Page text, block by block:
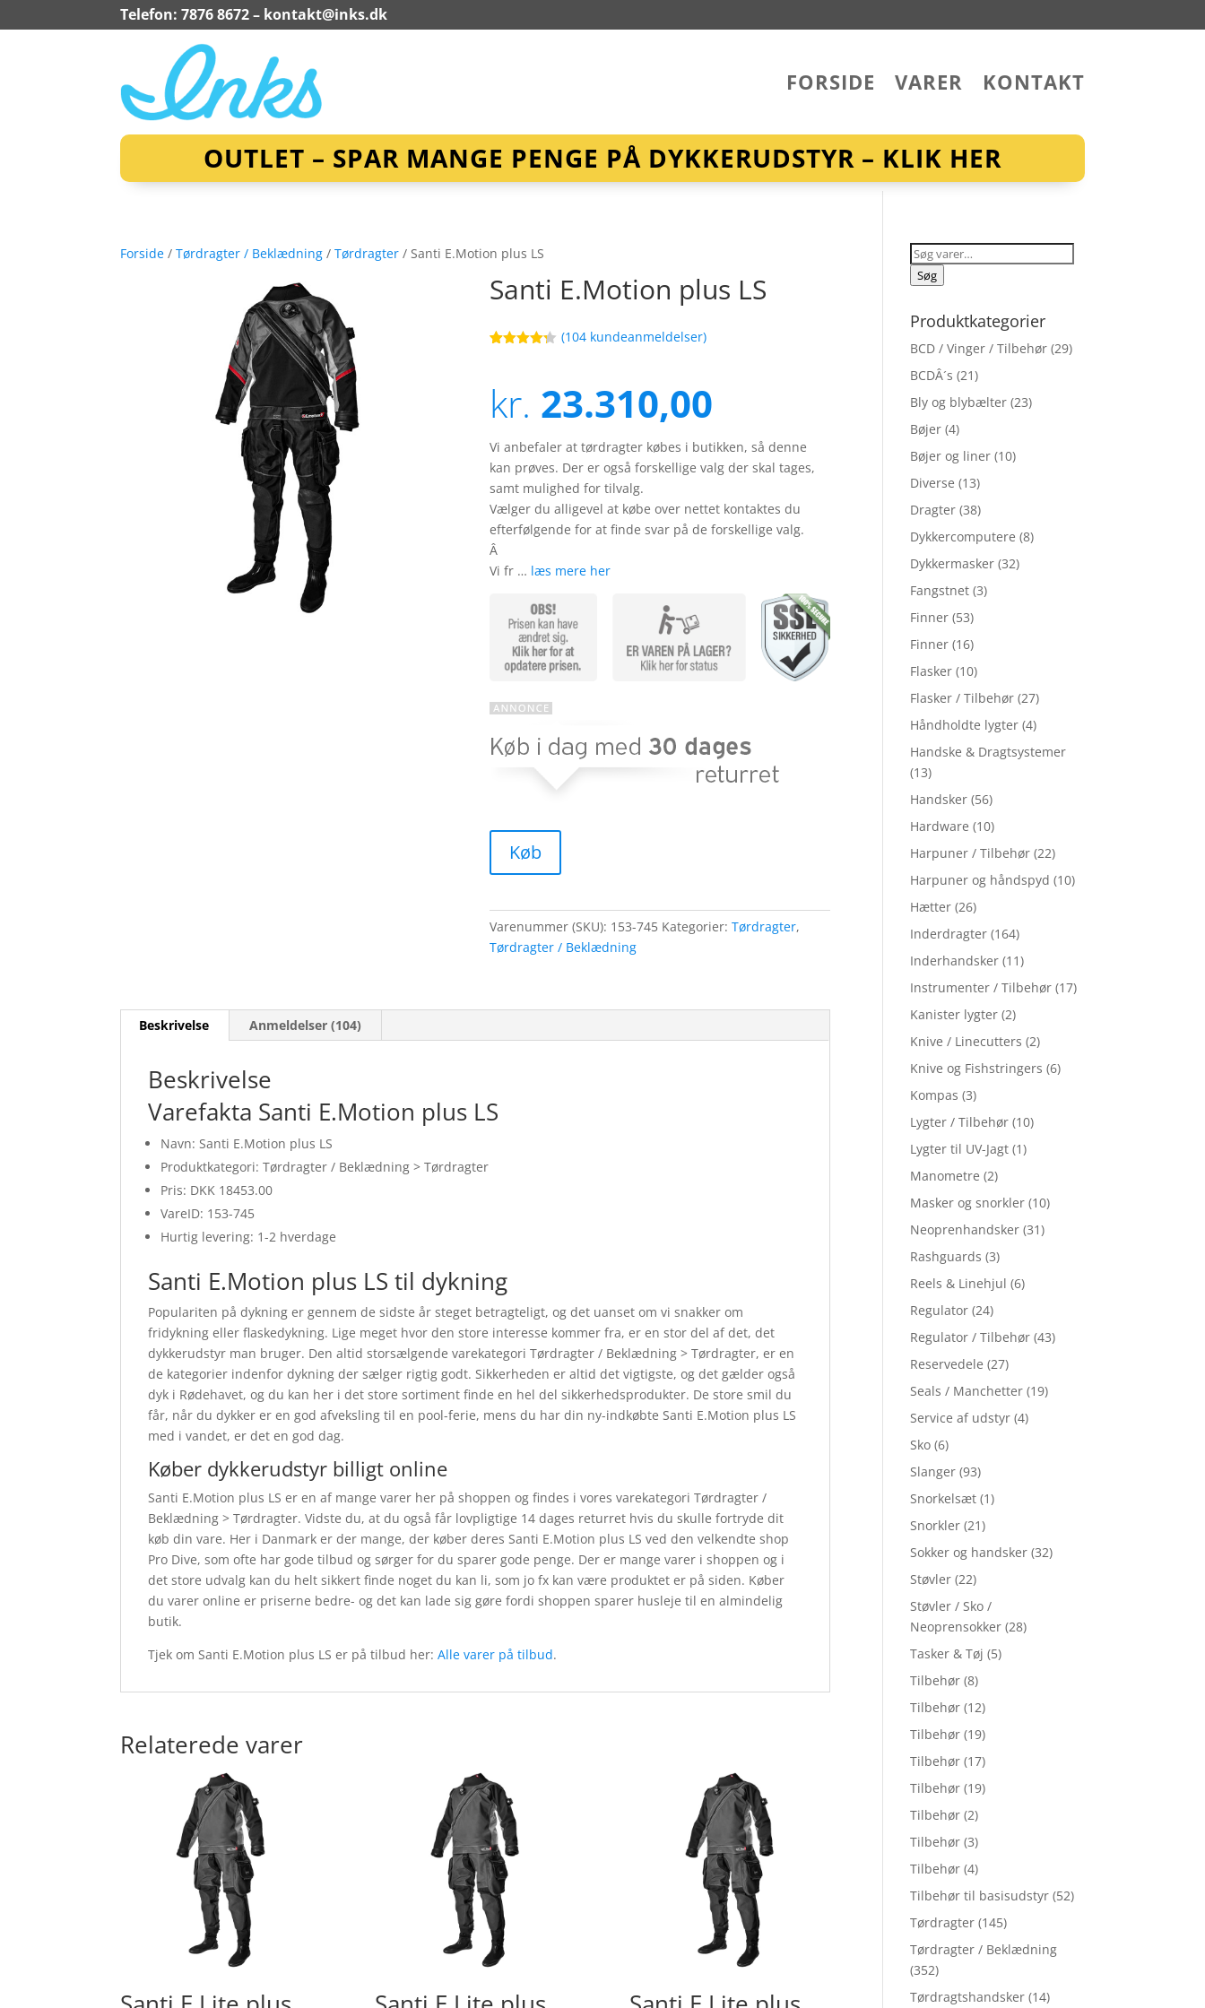
Telefon: 7876 8672 – kontakt@inks.dk
FORSIDE VARER KONTAKT
OUTLET – SPAR MANGE PENGE PÅ DYKKERUDSTYR – KLIK HER
Forside /Tørdragter / Beklædning /Tørdragter / Santi E.Motion plus LS
Santi E.Motion plus LS
baseret
på
kundebedø
(104kundeanmeldelser)
kr. 23.310,00
Vi anbefaler at tørdragter købes i butikken, så denne
kan prøves. Der er også forskellige valg der skal tages,
samt mulighed for tilvalg.
Vælger du alligevel at købe over nettet kontaktes du
efterfølgende for at finde svar på de forskellige valg.
Â
Vi fr … læs mere her
Køb
Varenummer (SKU): 153-745 Kategorier:Tørdragter,
Tørdragter / Beklædning
Beskrivelse Anmeldelser (104)
Beskrivelse
Varefakta Santi E.Motion plus LS
Navn: Santi E.Motion plus LS
Produktkategori: Tørdragter / Beklædning > Tørdragter
Pris: DKK 18453.00
VareID: 153-745
Hurtig levering: 1-2 hverdage
Santi E.Motion plus LS til dykning
Populariten på dykning er gennem de sidste år steget betragteligt, og det uanset om vi snakker om
fridykning eller flaskedykning. Lige meget hvor den store interesse kommer fra, er en stor del af det, det
dykkerudstyr man bruger. Den altid storsælgende varekategori Tørdragter / Beklædning > Tørdragter, er en
de kategorier indenfor dykning der sælger rigtig godt. Sikkerheden er altid det vigtigste, og det gælder også
dyk i Rødehavet, og du kan her i det store sortiment finde en hel del sikkerhedsprodukter. De store smil du
får, når du dykker er en god afveksling til en pool-ferie, mens du har din ny-indkøbte Santi E.Motion plus LS
med i vandet, er det en god dag.
Køber dykkerudstyr billigt online
Santi E.Motion plus LS er en af mange varer her på shoppen og findes i vores varekategori Tørdragter /
Beklædning > Tørdragter. Vidste du, at du også får lovpligtige 14 dages returret hvis du skulle fortryde dit
køb din vare. Her i Danmark er der mange, der køber deres Santi E.Motion plus LS ved den velkendte shop
Pro Dive, som ofte har gode tilbud og sørger for du sparer gode penge. Der er mange varer i shoppen og i
det store udvalg kan du helt sikkert finde noget du kan li, som jo fx kan være produktet er på siden. Køber
du varer online er priserne bedre- og det kan lade sig gøre fordi shoppen sparer husleje til en almindelig
butik.
Tjek om Santi E.Motion plus LS er på tilbud her:Alle varer på tilbud.
Relaterede varer
Søg
efter:
Søg
Produktkategorier
BCD / Vinger / Tilbehør (29)
BCDÂ´s (21)
Bly og blybælter (23)
Bøjer (4)
Bøjer og liner (10)
Diverse (13)
Dragter (38)
Dykkercomputere (8)
Dykkermasker (32)
Fangstnet (3)
Finner (53)
Finner (16)
Flasker (10)
Flasker / Tilbehør (27)
Håndholdte lygter (4)
Handske & Dragtsystemer
(13)
Handsker (56)
Hardware (10)
Harpuner / Tilbehør (22)
Harpuner og håndspyd (10)
Hætter (26)
Inderdragter (164)
Inderhandsker (11)
Instrumenter / Tilbehør (17)
Kanister lygter (2)
Knive / Linecutters (2)
Knive og Fishstringers (6)
Kompas (3)
Lygter / Tilbehør (10)
Lygter til UV-Jagt (1)
Manometre (2)
Masker og snorkler (10)
Neoprenhandsker (31)
Rashguards (3)
Reels & Linehjul (6)
Regulator (24)
Regulator / Tilbehør (43)
Reservedele (27)
Seals / Manchetter (19)
Service af udstyr (4)
Sko (6)
Slanger (93)
Snorkelsæt (1)
Snorkler (21)
Sokker og handsker (32)
Støvler (22)
Støvler / Sko /
Neoprensokker (28)
Tasker & Tøj (5)
Tilbehør (8)
Tilbehør (12)
Tilbehør (19)
Tilbehør (17)
Tilbehør (19)
Tilbehør (2)
Tilbehør (3)
Tilbehør (4)
Tilbehør til basisudstyr (52)
Tørdragter (145)
Tørdragter / Beklædning
(352)
Tørdragtshandsker (14)